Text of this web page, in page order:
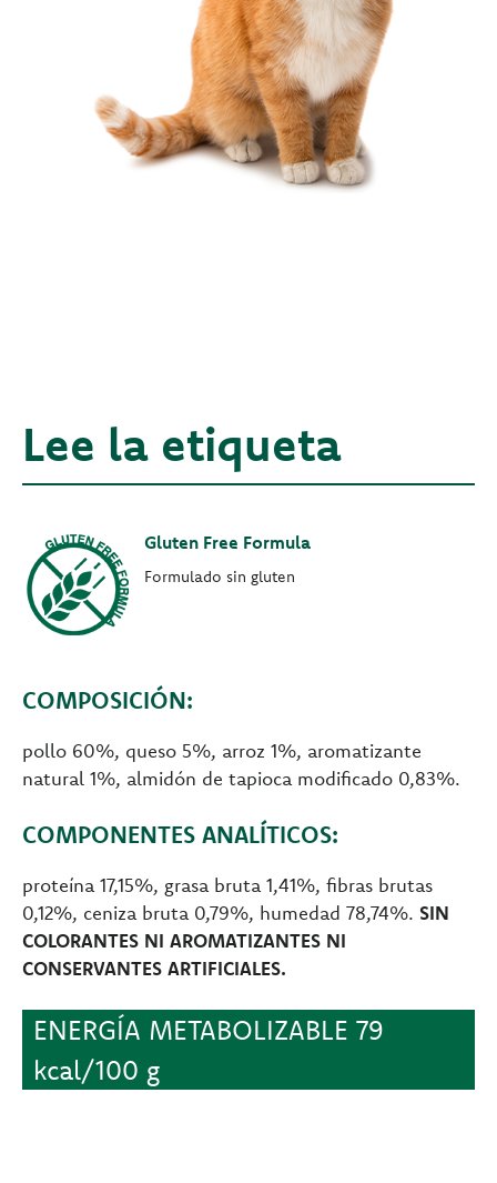
Lee la etiqueta
Gluten Free Formula
Formulado sin gluten
COMPOSICIÓN:
pollo 60%, queso 5%, arroz 1%, aromatizante
natural 1%, almidón de tapioca modificado 0,83%.
COMPONENTES ANALÍTICOS:
proteína 17,15%, grasa bruta 1,41%, fibras brutas
0,12%, ceniza bruta 0,79%, humedad 78,74%. SIN
COLORANTES NI AROMATIZANTES NI
CONSERVANTES ARTIFICIALES.
ENERGÍA METABOLIZABLE 79
kcal/100 g